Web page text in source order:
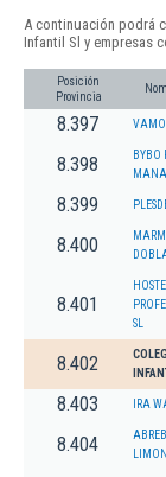
A continuación podrá
Infantil Sl y empresas
Posición
Provincia
8.397
8.398
BYBO
8.399
8.400
8.401
SL
8.402
8.403 IRA
8.404